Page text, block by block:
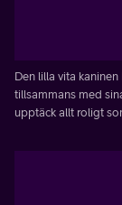
Den lilla vita
tillsammans med
upptäck allt roligt